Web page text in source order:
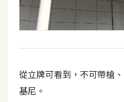
S
a
S
從立牌可看到，不可帶槍
基尼。